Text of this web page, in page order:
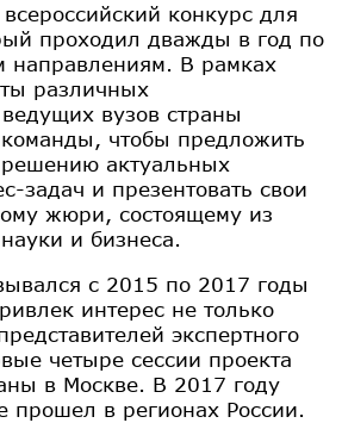
конкурс для
проходил дважды в год по
направлениям. В рамках
различных
вузов страны
чтобы предложить
актуальных
задач и презентовать свои
жюри, состоящему из
и бизнеса.
с 2015 по 2017 годы
интерес не только
экспертного
четыре сессии проекта
в Москве. В 2017 году
прошел в регионах России.